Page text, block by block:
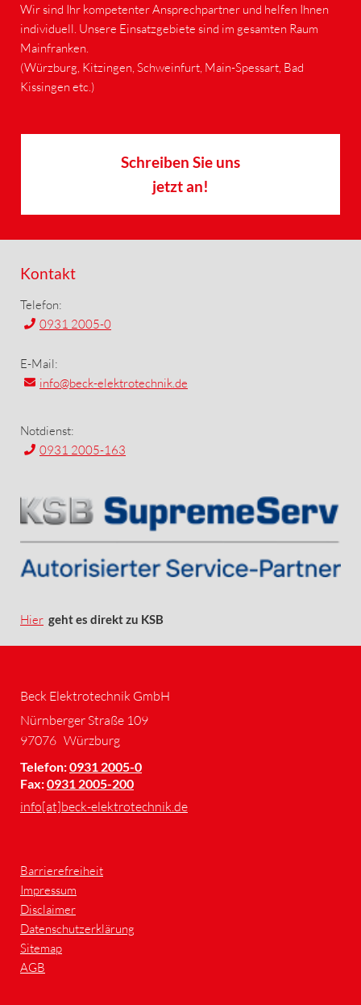
Wir sind Ihr kompetenter Ansprechpartner und helfen Ihnen
individuell. Unsere Einsatzgebiete sind im gesamten Raum
Mainfranken.
(Würzburg, Kitzingen, Schweinfurt, Main-Spessart, Bad
Kissingen etc.)
Schreiben Sie uns
jetzt an!
Kontakt
Telefon:
0931 2005-0
E-Mail:
info@beck-elektrotechnik.de
Notdienst:
0931 2005-163
Hier geht es direkt zu KSB
Beck Elektrotechnik GmbH
Nürnberger Straße 109
97076 Würzburg
Telefon:0931 2005-0
Fax:0931 2005-200
info[at]beck-elektrotechnik.de
Barrierefreiheit
Impressum
Disclaimer
Datenschutzerklärung
Sitemap
AGB